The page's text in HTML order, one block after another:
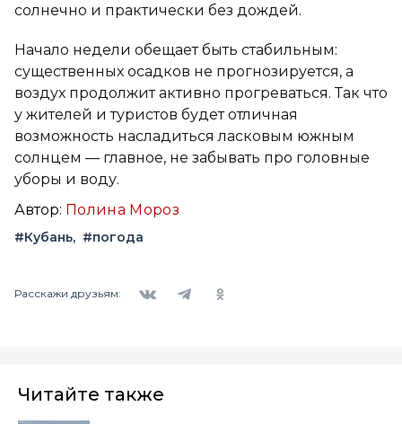
солнечно и практически без дождей.
Начало недели обещает быть стабильным:
существенных осадков не прогнозируется, а
воздух продолжит активно прогреваться. Так что
у жителей и туристов будет отличная
возможность насладиться ласковым южным
солнцем — главное, не забывать про головные
уборы и воду.
Автор: Полина Мороз
#Кубань #погода
Расскажи друзьям:
Читайте также